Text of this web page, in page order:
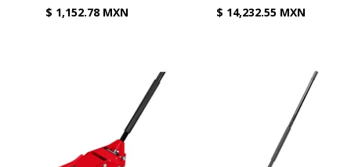
$ 1,152.78 MXN
$ 14,232.55 MXN